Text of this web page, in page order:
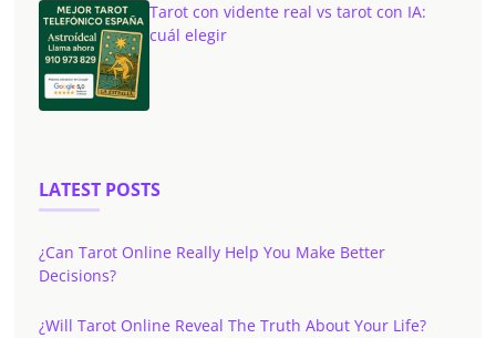
Tarot con vidente real vs tarot con IA:
cuál elegir
LATEST POSTS
¿Can Tarot Online Really Help You Make Better
Decisions?
¿Will Tarot Online Reveal The Truth About Your Life?